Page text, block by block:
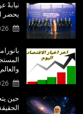
نيابةً
يحضر
06
والعالم
06
حين